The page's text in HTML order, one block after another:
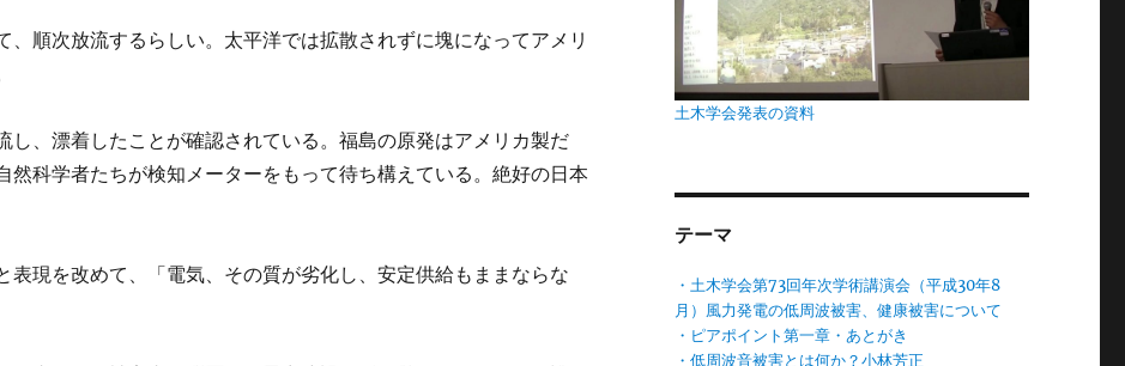
順次放流するらしい。太平洋では拡散されずに塊になってアメリ
し、漂着したことが確認されている。福島の原発はアメリカ製だ
然科学者たちが検知メーターをもって待ち構えている。絶好の日本
現を改めて、「電気、その質が劣化し、安定供給もままならな
土木学会発表の資料
テーマ
・土木学会第73回年次学術講演会（平成30年8
月）風力発電の低周波被害、健康被害について
・ピアポイント第一章・あとがき
・低周波音被害とは何か？小林芳正